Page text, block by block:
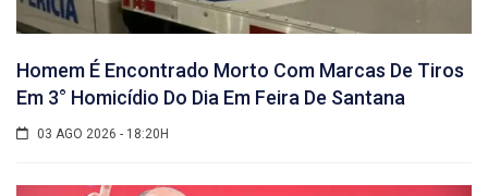
Homem É Encontrado Morto Com Marcas De Tiros
Em 3° Homicídio Do Dia Em Feira De Santana
03 AGO 2026 - 18:20H